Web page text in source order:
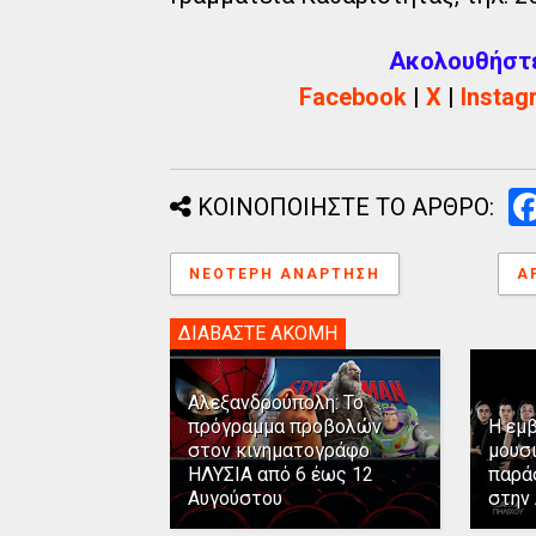
Facebook| X|
ΚΟΙΝΟΠΟΙΗΣΤΕ ΤΟ ΑΡΘΡΟ:
ΝΕΌΤΕΡΗ ΑΝΆΡΤΗΣΗ
ΔΙΑΒΑΣΤΕ ΑΚΟΜΗ
Αλεξανδρούπολη: Το
πρόγραμμα προβολών
στον κινηματογράφο
ΗΛΥΣΙΑ από 6 έως 12
Αυγούστου
Η
στην